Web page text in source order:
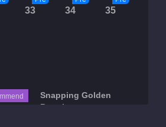
33 34 35
Snapping Golden
Bough